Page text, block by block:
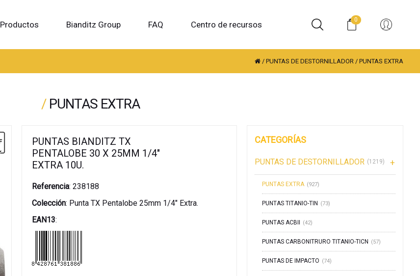
0
Productos Bianditz Group FAQ Centro de recursos
/PUNTAS DE DESTORNILLADOR /PUNTAS EXTRA
/ PUNTAS EXTRA
PUNTAS BIANDITZ TX
PENTALOBE 30 X 25MM 1/4"
EXTRA 10U.
Referencia: 238188
Colección: Punta TX Pentalobe 25mm 1/4" Extra.
EAN13:
CATEGORÍAS
PUNTAS DE DESTORNILLADOR (1219)
PUNTAS EXTRA (927)
PUNTAS TITANIO-TIN (73)
PUNTAS ACBII (42)
PUNTAS CARBONITRURO TITANIO-TICN (57)
PUNTAS DE IMPACTO (74)